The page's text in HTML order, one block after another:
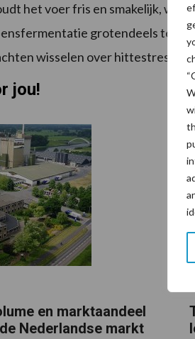
het voer fris en smakelijk,
grotendeels te
wisselen over hittestress?
jou!
en marktaandeel
Nederlandse markt